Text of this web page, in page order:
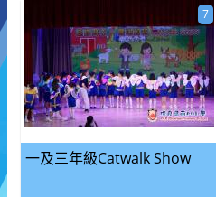
一及三年級Catwalk Show
7